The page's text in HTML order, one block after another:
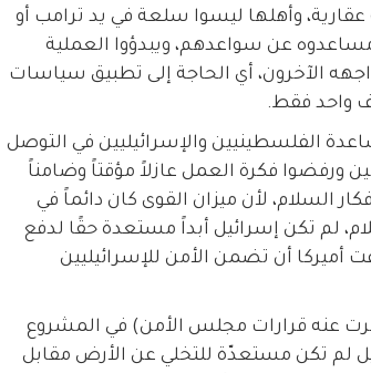
وأهلها ليسوا سلعة في يد ترامب أو
عن سواعدهم، ويبدؤوا العملية
الآخرون، أي الحاجة إلى تطبيق سياسات
واحد فقط.
الفلسطينيين والإسرائيليين في التوصل
ورفضوا فكرة العمل عازلاً مؤقتاً وضامناً
السلام، لأن ميزان القوى كان دائماً في
لم تكن إسرائيل أبداً مستعدة حقًا لدفع
أميركا أن تضمن الأمن للإسرائيليين
عنه قرارات مجلس الأمن) في المشروع
لم تكن مستعدّة للتخلي عن الأرض مقابل